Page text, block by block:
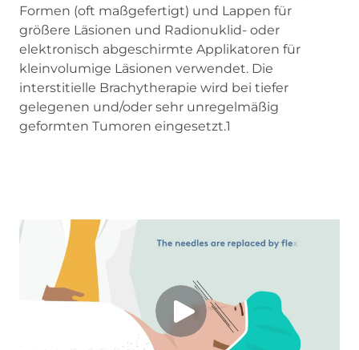
Formen (oft maßgefertigt) und Lappen für
größere Läsionen und Radionuklid- oder
elektronisch abgeschirmte Applikatoren für
kleinvolumige Läsionen verwendet. Die
interstitielle Brachytherapie wird bei tiefer
gelegenen und/oder sehr unregelmäßig
geformten Tumoren eingesetzt.1